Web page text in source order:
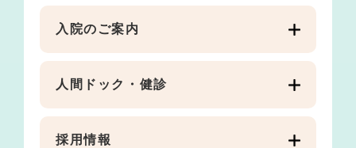
入院のご案内
人間ドック・健診
採用情報